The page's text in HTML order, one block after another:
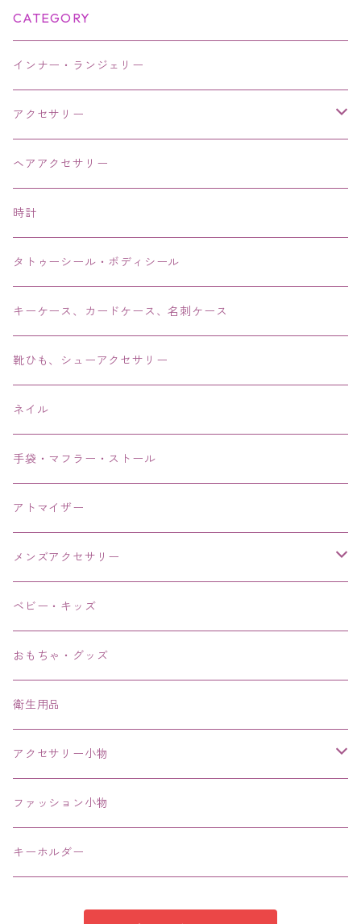
CATEGORY
インナー・ランジェリー
アクセサリー
ネックレス・チョーカー
ピアス・イヤリング・鼻ピアス
リング・指輪
ブレス・バングル・ブレスレット・腕輪
アンクレット
ヘアアクセサリー
時計
タトゥーシール・ボディシール
キーケース、カードケース、名刺ケース
靴ひも、シューアクセサリー
ネイル
手袋・マフラー・ストール
アトマイザー
メンズアクセサリー
リング、指輪
ブレスレット、バングル、ブレス、腕輪
ネックレス、チョーカー
その他
ベビー・キッズ
おもちゃ・グッズ
衛生用品
アクセサリー小物
エコバッグ コンビニ
ファッション小物
キーホルダー